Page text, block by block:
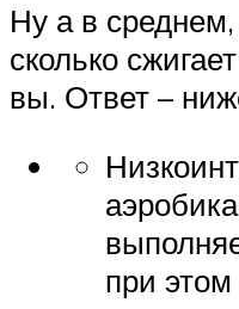
Ну а в
сколько
вы. Ответ –
при